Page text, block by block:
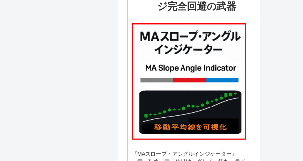
ジ完全回避の武器
『MAスロープ・アングルインジケーター』